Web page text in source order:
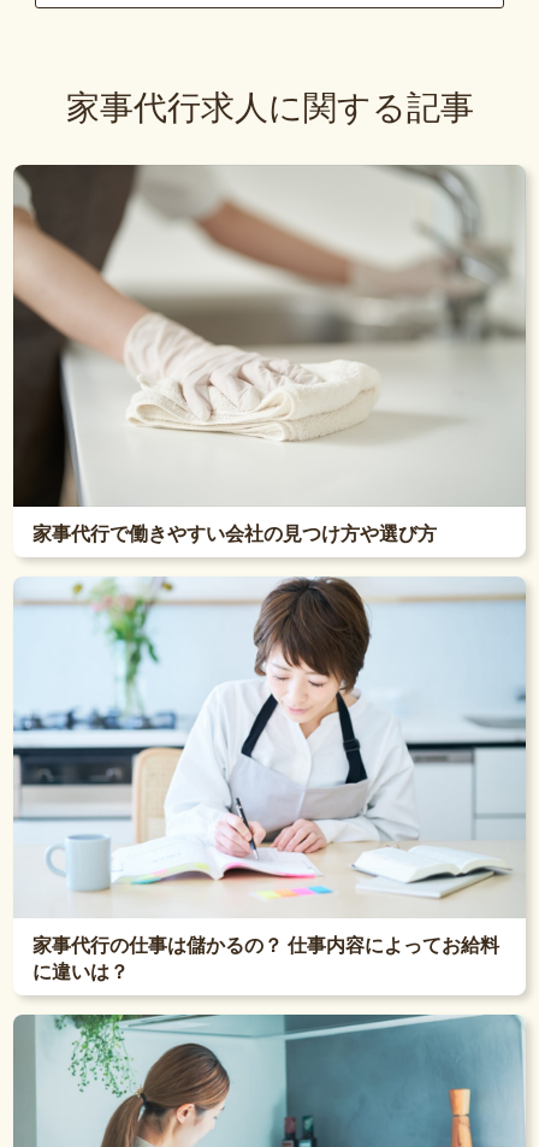
家事代行求人に関する記事
家事代行で働きやすい会社の見つけ方や選び方
家事代行の仕事は儲かるの？ 仕事内容によってお給料
に違いは？